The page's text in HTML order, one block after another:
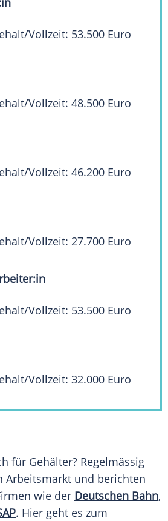
Vollzeit: 53.500 Euro
Vollzeit: 48.500 Euro
Vollzeit: 46.200 Euro
Vollzeit: 27.700 Euro
Vollzeit: 53.500 Euro
Vollzeit: 32.000 Euro
für Gehälter? Regelmässig
Arbeitsmarkt und berichten
wie der Deutschen Bahn,
. Hier geht es zum